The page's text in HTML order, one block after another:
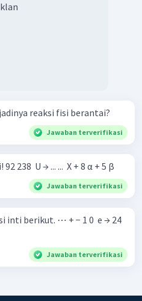
reaksi fisi berantai?
Jawaban terverifikasi
Selesaikan reaksi berikut ini! 92 238 ​ U → ... ... ​ X + 8 α + 5 β
Jawaban terverifikasi
⋯ + − 1 0 ​ e → 24
Jawaban terverifikasi